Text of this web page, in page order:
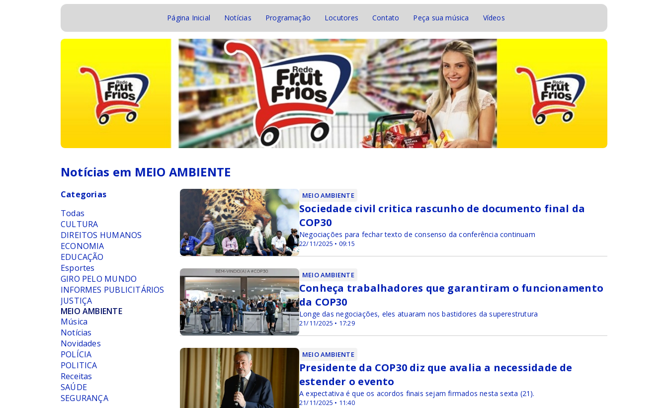
Página Inicial Notícias Programação Locutores Contato Peça sua música Vídeos
Notícias em MEIO AMBIENTE
Categorias
Todas
CULTURA
DIREITOS HUMANOS
ECONOMIA
EDUCAÇÃO
Esportes
GIRO PELO MUNDO
INFORMES PUBLICITÁRIOS
JUSTIÇA
MEIO AMBIENTE
Música
Notícias
Novidades
POLÍCIA
POLITICA
Receitas
SAÚDE
SEGURANÇA
MEIO AMBIENTE
22/11/2025 • 09:15
Sociedade civil critica rascunho de documento final da
COP30
Negociações para fechar texto de consenso da conferência continuam
MEIO AMBIENTE
21/11/2025 • 17:29
Conheça trabalhadores que garantiram o funcionamento
da COP30
Longe das negociações, eles atuaram nos bastidores da superestrutura
MEIO AMBIENTE
21/11/2025 • 11:40
Presidente da COP30 diz que avalia a necessidade de
estender o evento
A expectativa é que os acordos finais sejam firmados nesta sexta (21).